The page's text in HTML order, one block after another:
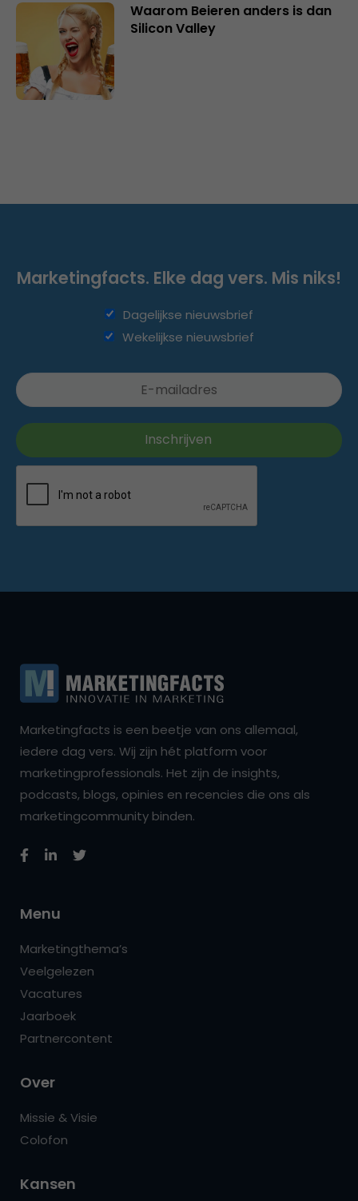
Waarom Beieren anders is dan
Silicon Valley
Marketingfacts. Elke dag vers. Mis niks!
Dagelijkse nieuwsbrief
Wekelijkse nieuwsbrief
Marketingfacts is een beetje van ons allemaal,
iedere dag vers. Wij zijn hét platform voor
marketingprofessionals. Het zijn de insights,
podcasts, blogs, opinies en recencies die ons als
marketingcommunity binden.
Menu
Marketingthema’s
Veelgelezen
Vacatures
Jaarboek
Partnercontent
Over
Missie & Visie
Colofon
Kansen